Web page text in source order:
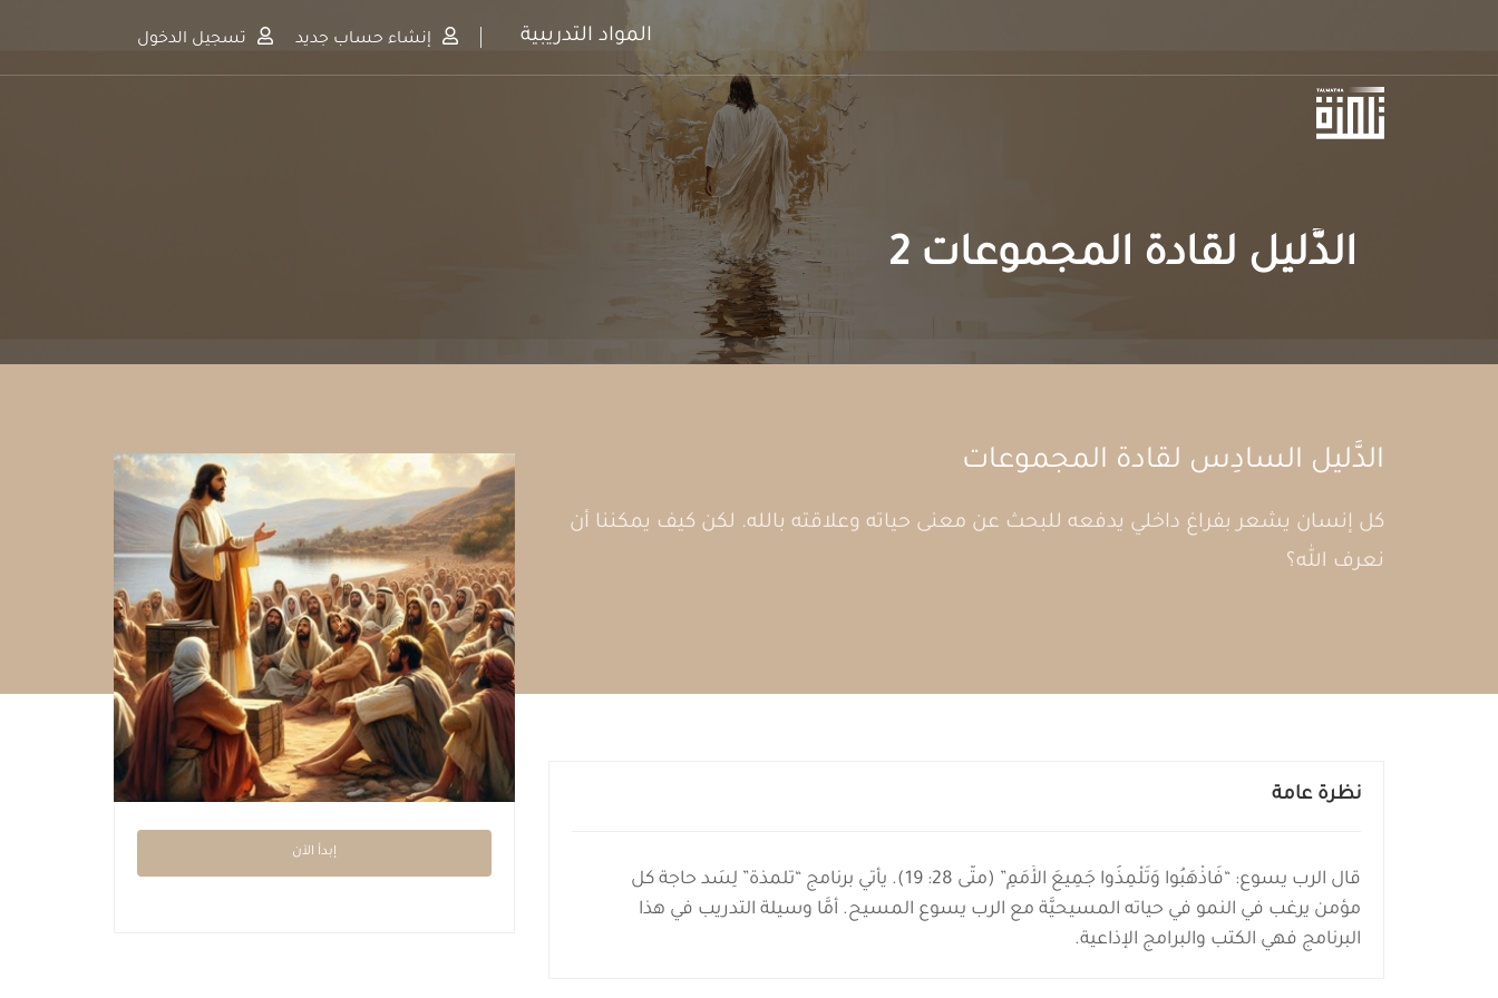
المواد التدريبية إنشاء حساب جديد تسجيل الدخول
الدَّليل لقادة المجموعات 2
الدَّليل السادِس لقادة المجموعات
كل إنسان يشعر بفراغ داخلي يدفعه للبحث عن معنى حياته وعلاقته بالله. لكن كيف يمكننا أن
نعرف الله؟
نظرة عامة
قال الرب يسوع: “فَاذْهَبُوا وَتَلْمِذُوا جَمِيعَ الأُمَمِ” (متَّى 28: 19). يأتي برنامج “تلمذة” لِسَد حاجة كل
مؤمن يرغب في النمو في حياته المسيحيَّة مع الرب يسوع المسيح. أمَّا وسيلة التدريب في هذا
البرنامج فهي الكتب والبرامج الإذاعية.
إبدأ الآن